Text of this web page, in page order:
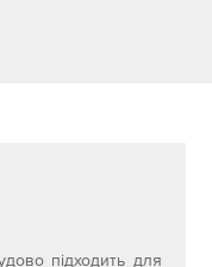
підходить для